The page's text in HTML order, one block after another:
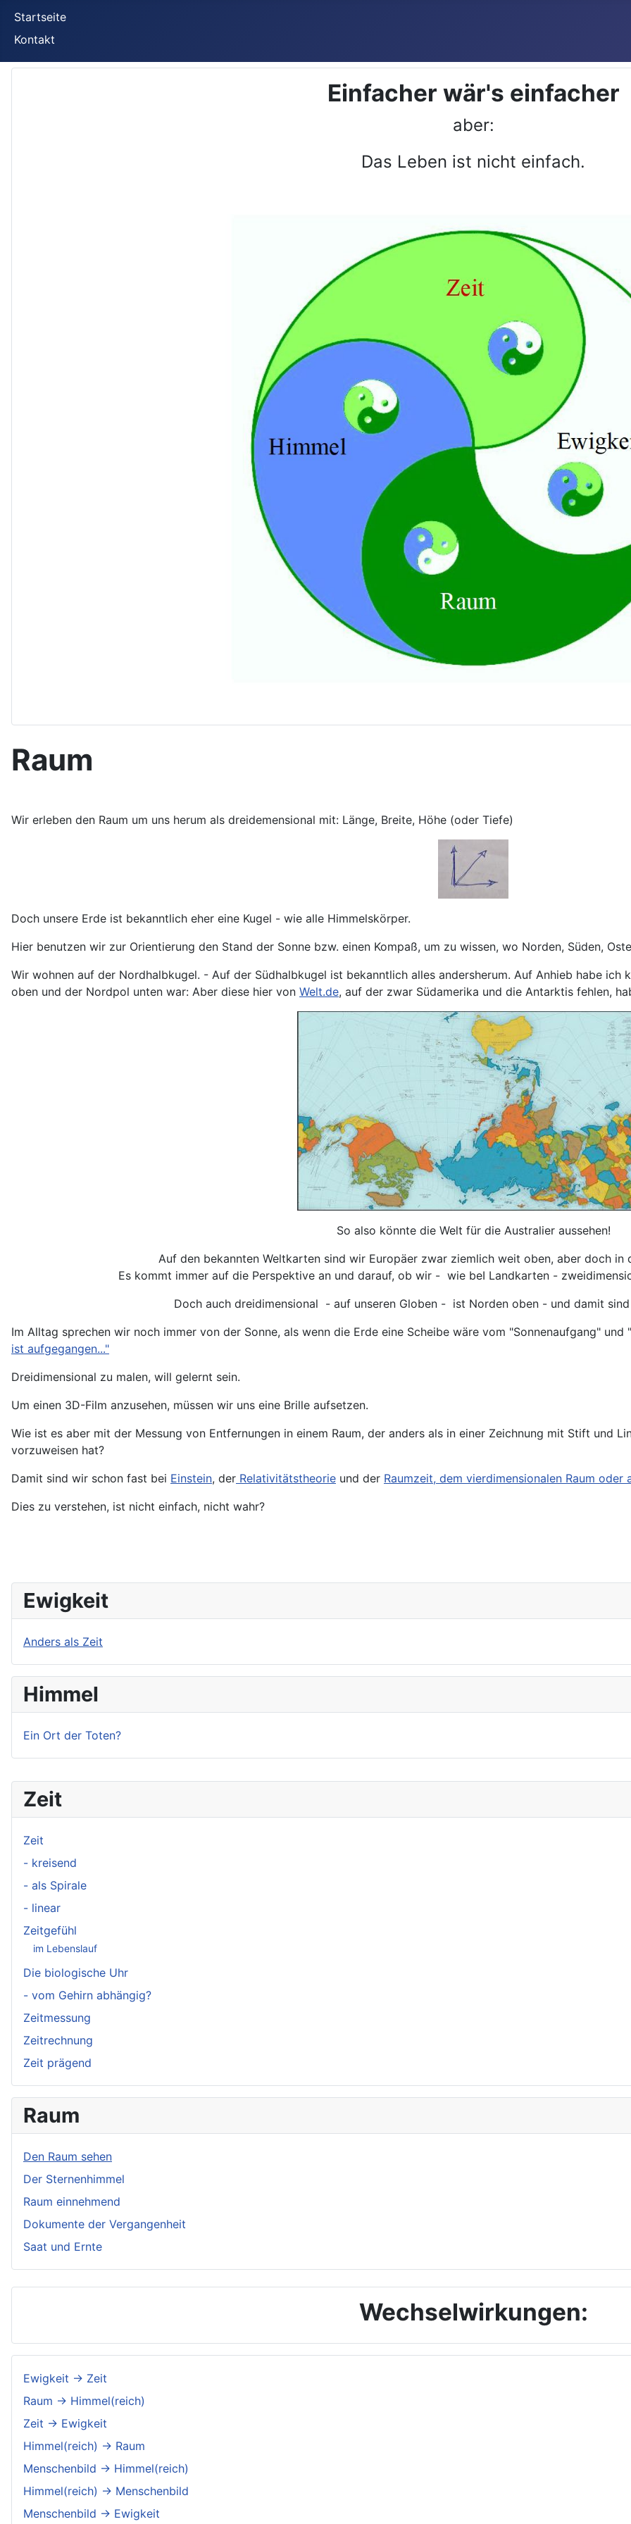
Startseite
Kontakt
Einfacher wär's einfacher
aber:
Das Leben ist nicht einfach.
Zeit
Zeit
- kreisend
- als Spirale
- linear
Zeitgefühl
im Lebenslauf
Die biologische Uhr
- vom Gehirn abhängig?
Zeitmessung
Zeitrechnung
Zeit prägend
Raum
Den Raum sehen
Der Sternenhimmel
Raum einnehmend
Dokumente der Vergangenheit
Saat und Ernte
Raum
Wir erleben den Raum um uns herum als dreidemensional mit: Länge, Breite, Höhe (oder Tiefe)
Doch unsere Erde ist bekanntlich eher eine Kugel - wie alle Himmelskörper.
Hier benutzen wir zur Orientierung den Stand der Sonne bzw. einen Kompaß, um zu wissen, wo Norden, Süden,
Wir wohnen auf der Nordhalbkugel. - Auf der Südhalbkugel ist bekanntlich alles andersherum. Auf Anhieb habe
oben und der Nordpol unten war: Aber diese hier von Welt.de, auf der zwar Südamerika und die Antarktis fehlen,
So also könnte die Welt für die Australier aussehen!
Auf den bekannten Weltkarten sind wir Europäer zwar ziemlich weit oben, aber doch in
Es kommt immer auf die Perspektive an und darauf, ob wir - wie beI Landkarten -
Doch auch dreidimensional - auf unseren Globen - ist Norden oben - und damit
Im Alltag sprechen wir noch immer von der Sonne, als wenn die Erde eine Scheibe wäre vom "Sonnenaufgang"
ist aufgegangen..."
Dreidimensional zu malen, will gelernt sein.
Um einen 3D-Film anzusehen, müssen wir uns eine Brille aufsetzen.
Wie ist es aber mit der Messung von Entfernungen in einem Raum, der anders als in einer Zeichnung mit Stift und
vorzuweisen hat?
Damit sind wir schon fast bei Einstein, der Relativitätstheorie und der Raumzeit, dem vierdimensionalen Raum oder
Dies zu verstehen, ist nicht einfach, nicht wahr?
Ewigkeit
Anders als Zeit
Himmel
Ein Ort der Toten?
Wechselwirkungen:
Ewigkeit → Zeit
Raum → Himmel(reich)
Zeit → Ewigkeit
Himmel(reich) → Raum
Menschenbild → Himmel(reich)
Himmel(reich) → Menschenbild
Menschenbild → Ewigkeit